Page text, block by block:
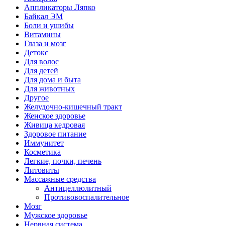
Аппликаторы Ляпко
Байкал ЭМ
Боли и ушибы
Витамины
Глаза и мозг
Детокс
Для волос
Для детей
Для дома и быта
Для животных
Другое
Желудочно-кишечный тракт
Женское здоровье
Живица кедровая
Здоровое питание
Иммунитет
Косметика
Легкие, почки, печень
Литовиты
Массажные средства
Антицеллюлитный
Противовоспалительное
Мозг
Мужское здоровье